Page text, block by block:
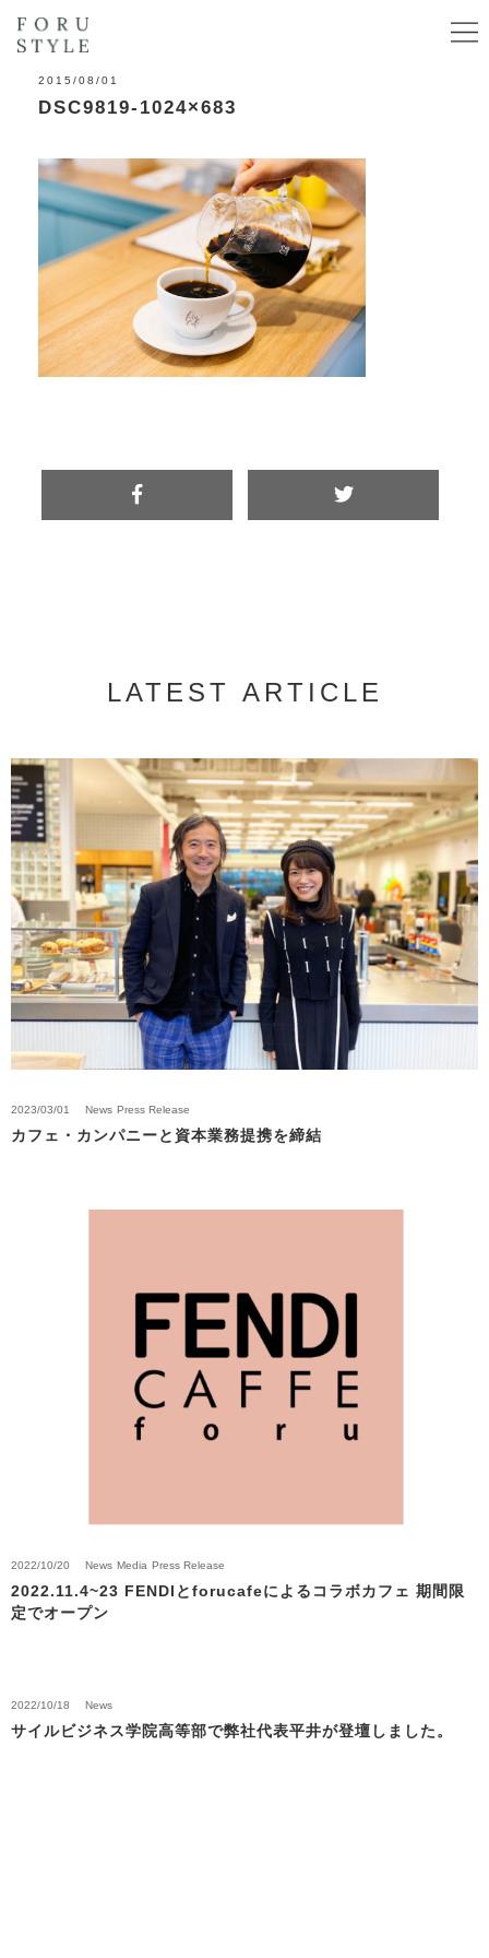
2015/08/01
DSC9819-1024×683
LATEST ARTICLE
2023/03/01 News Press Release
カフェ・カンパニーと資本業務提携を締結
2022/10/20 News Media Press Release
2022.11.4~23 FENDIとforucafeによるコラボカフェ 期間限
定でオープン